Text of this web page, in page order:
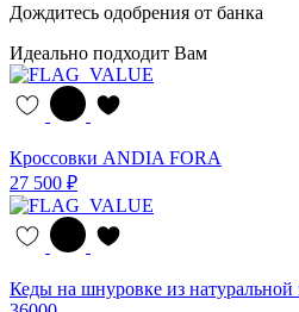
Дождитесь одобрения от банка
Идеально подходит Вам
Кроссовки ANDIA FORA
27 500 ₽
Кеды на шнуровке из